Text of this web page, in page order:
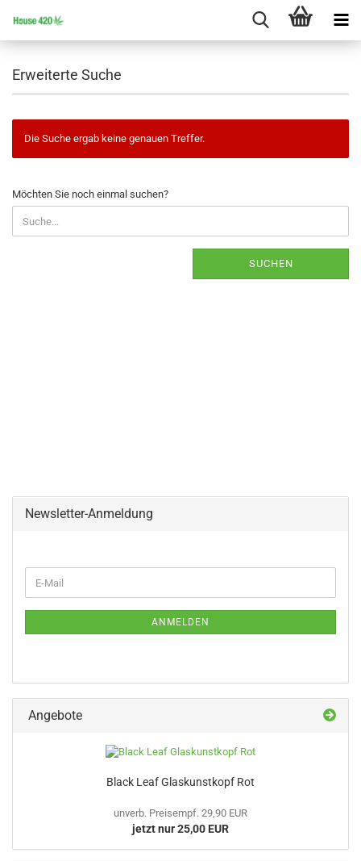
Erweiterte Suche
Die Suche ergab keine genauen Treffer.
MÖCHTEN
SIE
NOCH
EINMAL
Möchten Sie noch einmal suchen?
SUCHEN
Newsletter-Anmeldung
ZUR
E-
Mail
ANMELDEN
Angebote
Black Leaf Glaskunstkopf Rot
unverb. Preisempf. 29,90 EUR
jetzt nur 25,00 EUR